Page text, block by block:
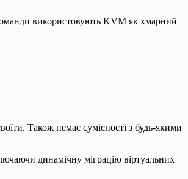
використовують KVM як хмарний
Також немає сумісності з будь-якими
динамічну міграцію віртуальних